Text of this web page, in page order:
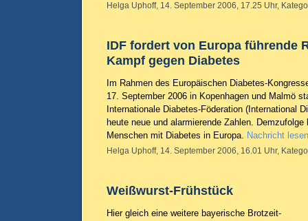
Helga Uphoff, 14. September 2006, 17.25 Uhr,
IDF fordert von Europa führende
Kampf gegen Diabetes
Im Rahmen des Europäischen Diabetes-
17. September 2006 in Kopenhagen und Malmö
Internationale Diabetes-Föderation ( International
heute neue und alarmierende Zahlen.
Menschen mit Diabetes in Europa. Nachricht lesen
Helga Uphoff, 14. September 2006, 16.01 Uhr,
Weißwurst-Frühstück
Hier gleich eine weitere bayerische Brotzeit-